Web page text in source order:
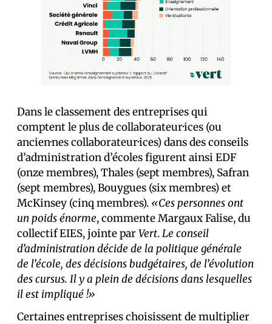
Dans le classement des entreprises qui
comptent le plus de collaborateur·ices (ou
ancien·nes collaborateur·ices) dans des conseils
d’administration d’écoles figurent ainsi EDF
(onze membres), Thales (sept membres), Safran
(sept membres), Bouygues (six membres) et
McKinsey (cinq membres). «Ces personnes ont
un poids énorme, commente Margaux Falise, du
collectif EIES, jointe parVert.Le conseil
d’administration décide de la politique générale
de l’école, des décisions budgétaires, de l’évolution
des cursus. Il y a plein de décisions dans lesquelles
il est impliqué !»
Certaines entreprises choisissent de multiplier